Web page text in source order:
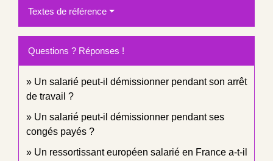
Textes de référence
Questions ? Réponses !
Un salarié peut-il démissionner pendant son arrêt
de travail ?
Un salarié peut-il démissionner pendant ses
congés payés ?
Un ressortissant européen salarié en France a-t-il